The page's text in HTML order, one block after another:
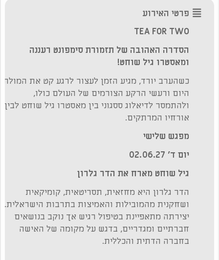
פרטי האירוע
TEA FOR TWO
‏הסדרה האהובה של תזמורת סימפונט רעננה
ומאסטרו גיל שוחט!
כשהערב יורד, מגיע הזמן לעצור לרגע קט את המולת
היום ורעשי הרקע הצורמים של העולם כולו,
ולהתמסר לדיאלוג ססגוני בין מאסטרו גיל שוחט לבין
אורחיו המרתקים.
מפגש שלישי
יום ד' 02.06.27
גיל שוחט מארח את הדר גלרון
הדר גלרון היא מחזאית, תסריטאית, קומיקאית
ושחקנית מהמובילות והאמיצות בתרבות הישראלית.
יצירתה מתאפיינת בטיפול רגיש אך נוקב בנושאים
חברתיים ומגדריים, בדגש על מקומה של האישה
בחברה הדתית והכללית.